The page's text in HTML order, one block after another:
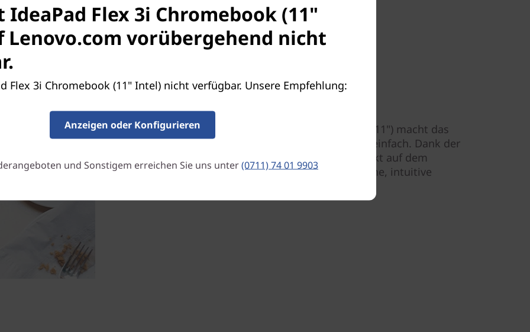
Erstklassige Bilder und Touchfunktion
Das IPS-Display des IdeaPad Flex 3i Chromebook (11") macht das
Teilen von Bildern und Videos mit Freunden ganz einfach. Dank der
Touchscreen-Technologie können Sie Dateien direkt auf dem
Bildschirm anklicken oder ziehen – für eine einfache, intuitive
IdeaPad Flex 3i Chromebook (11"
Lenovo.com vorübergehend nicht
Flex 3i Chromebook (11" Intel) nicht verfügbar. Unsere Empfehlung:
Anzeigen oder Konfigurieren
und Sonstigem erreichen Sie uns unter(0711) 74 01 9903